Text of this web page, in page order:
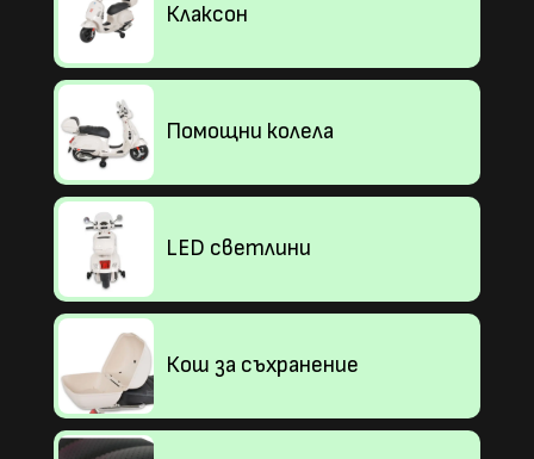
Клаксон
Помощни колела
LED светлини
Кош за съхранение